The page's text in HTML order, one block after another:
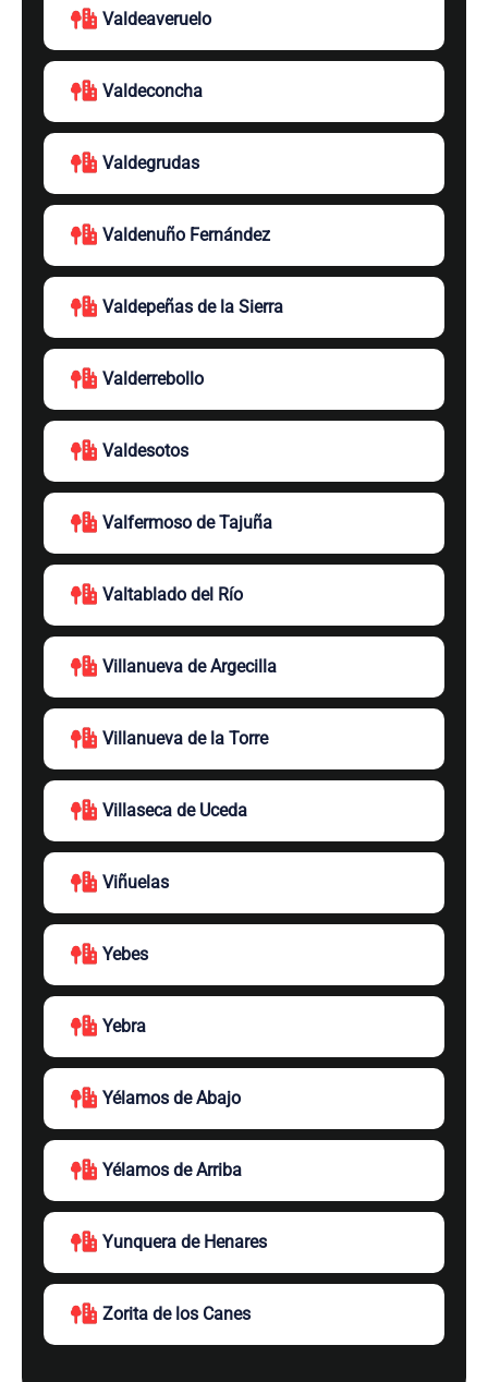
Valdeaveruelo
Valdeconcha
Valdegrudas
Valdenuño Fernández
Valdepeñas de la Sierra
Valderrebollo
Valdesotos
Valfermoso de Tajuña
Valtablado del Río
Villanueva de Argecilla
Villanueva de la Torre
Villaseca de Uceda
Viñuelas
Yebes
Yebra
Yélamos de Abajo
Yélamos de Arriba
Yunquera de Henares
Zorita de los Canes